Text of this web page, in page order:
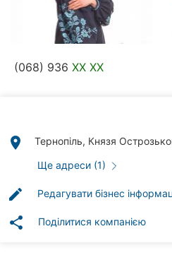
Приватні
рубрики
(068) 936 XX XX
place Тернопіль, Князя
Ще адреси (1)
edit Редагувати бізнес
share Поділитися компанією